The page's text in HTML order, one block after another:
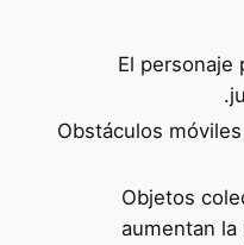
El personaje
Obstáculos
Objetos
aumentan